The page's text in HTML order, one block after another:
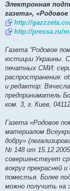
Электронная
газета»,
http://
http://pressa.ru/
Газета “Родовое
юстиции Украины.
печатных СМИ:
распространения:
и редактор:
предприниматель
ком. 3, г. Киев,
Газета «Родовое
материалом
добру»
№ 148 от
совершенствует
вокруг прекрасней
поместья. Более
можно получить на